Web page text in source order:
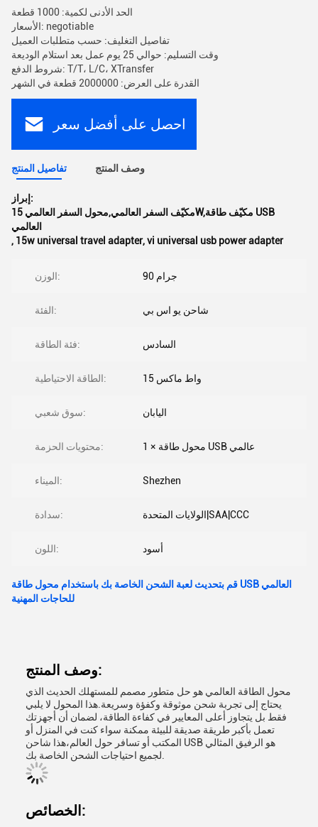
الحد الأدنى لكمية: 1000 قطعة
الأسعار: negotiable
تفاصيل التغليف: حسب متطلبات العميل
وقت التسليم: حوالي 25 يوم عمل بعد استلام الوديعة
شروط الدفع: T/T، L/C، XTransfer
القدرة على العرض: 2000000 قطعة في الشهر
احصل على أفضل سعر
تفاصيل المنتج وصف المنتج
إبراز:
مكيّف السفر العالمي,محول السفر العالمي 15W,مكيّف طاقة USB
العالمي
, 15w universal travel adapter,vi universal usb power adapter
الوزن: 90 جرام
الفئة: شاحن يو اس بي
فئة الطاقة: السادس
الطاقة الاحتياطية: 15 واط ماكس
سوق شعبي: اليابان
محتويات الحزمة: 1 × محول طاقة USB عالمي
الميناء: Shezhen
سدادة: الولايات المتحدة|SAA|CCC
اللون: أسود
قم بتحديث لعبة الشحن الخاصة بك باستخدام محول طاقة USB العالمي
للحاجات المهنية
وصف المنتج:
محول الطاقة العالمي هو حل متطور مصمم للمستهلك الحديث الذي
يحتاج إلى تجربة شحن موثوقة وكفؤة وسريعة.هذا المحول لا يلبي
فقط بل يتجاوز أعلى المعايير في كفاءة الطاقة، لضمان أن أجهزتك
تعمل بأكبر طريقة صديقة للبيئة ممكنة سواء كنت في المنزل أو
المكتب أو تسافر حول العالم،هذا شاحن USB هو الرفيق المثالي
الخصائص: